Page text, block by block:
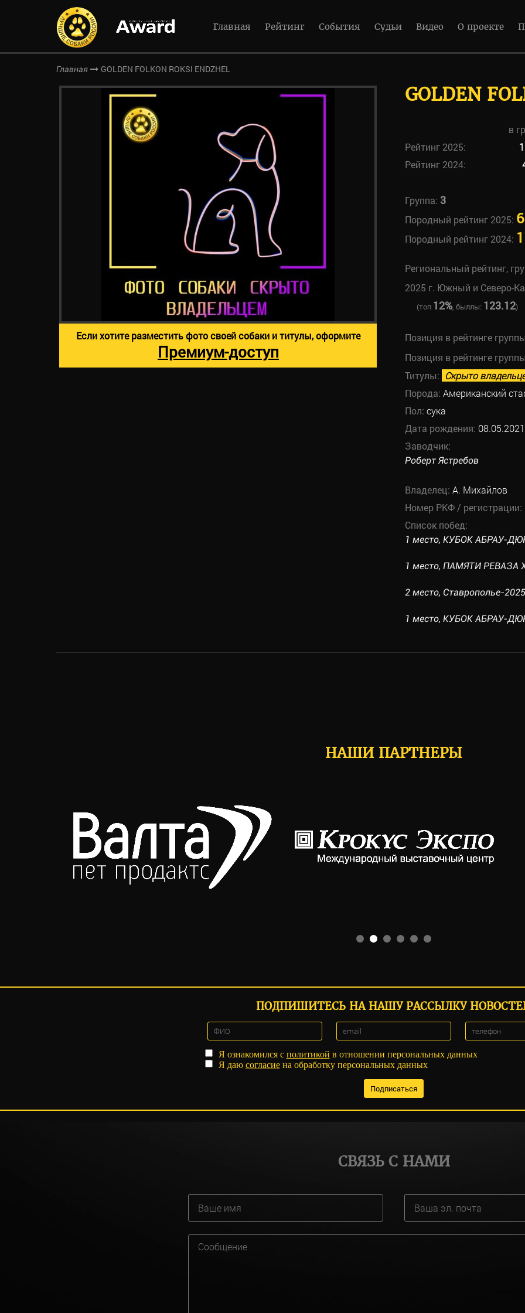
Главная Рейтинг События Судьи Видео О проекте
Главная GOLDEN FOLKON ROKSI ENDZHEL
GOLDEN
в
Рейтинг 2025:
Рейтинг 2024:
Группа: 3
Породный рейтинг 2025: 6
Породный рейтинг 2024:
Региональный рейтинг,
2025 г. Южный и Северо-
(топ 12%, быллы: 123.12)
Позиция в рейтинге
Позиция в рейтинге
Титулы: Скрыто
Порода: Американский
Пол: сука
Дата рождения: 08.05.2021
Заводчик:
Роберт Ястребов
Владелец: А. Михайлов
Номер РКФ / регистрации:
Список побед:
1 место, КУБОК АБРАУ-
1 место, ПАМЯТИ РЕВАЗА
2 место, Ставрополье-
1 место, КУБОК АБРАУ-
Если хотите разместить фото своей собаки и титулы, оформите
Премиум-доступ
НАШИ ПАРТНЕРЫ
ПОДПИШИТЕСЬ НА НАШУ РАССЫЛКУ
Я ознакомился с политикой в отношении персональных данных
Я даю согласиена обработку персональных данных
СВЯЗЬ С НАМИ